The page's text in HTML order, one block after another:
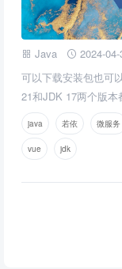
Java 2024-
可以下载安装包也可
21和JDK 17两个版
就好 然后选择一个
和JDK 17放进去
java 若依 微服务
vue jdk